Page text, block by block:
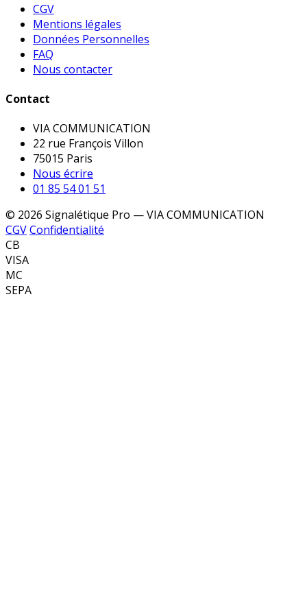
CGV
Mentions légales
Données Personnelles
FAQ
Nous contacter
Contact
VIA COMMUNICATION
22 rue François Villon
75015 Paris
Nous écrire
01 85 54 01 51
© 2026 Signalétique Pro — VIA COMMUNICATION
CGVConfidentialité
CB
VISA
MC
SEPA